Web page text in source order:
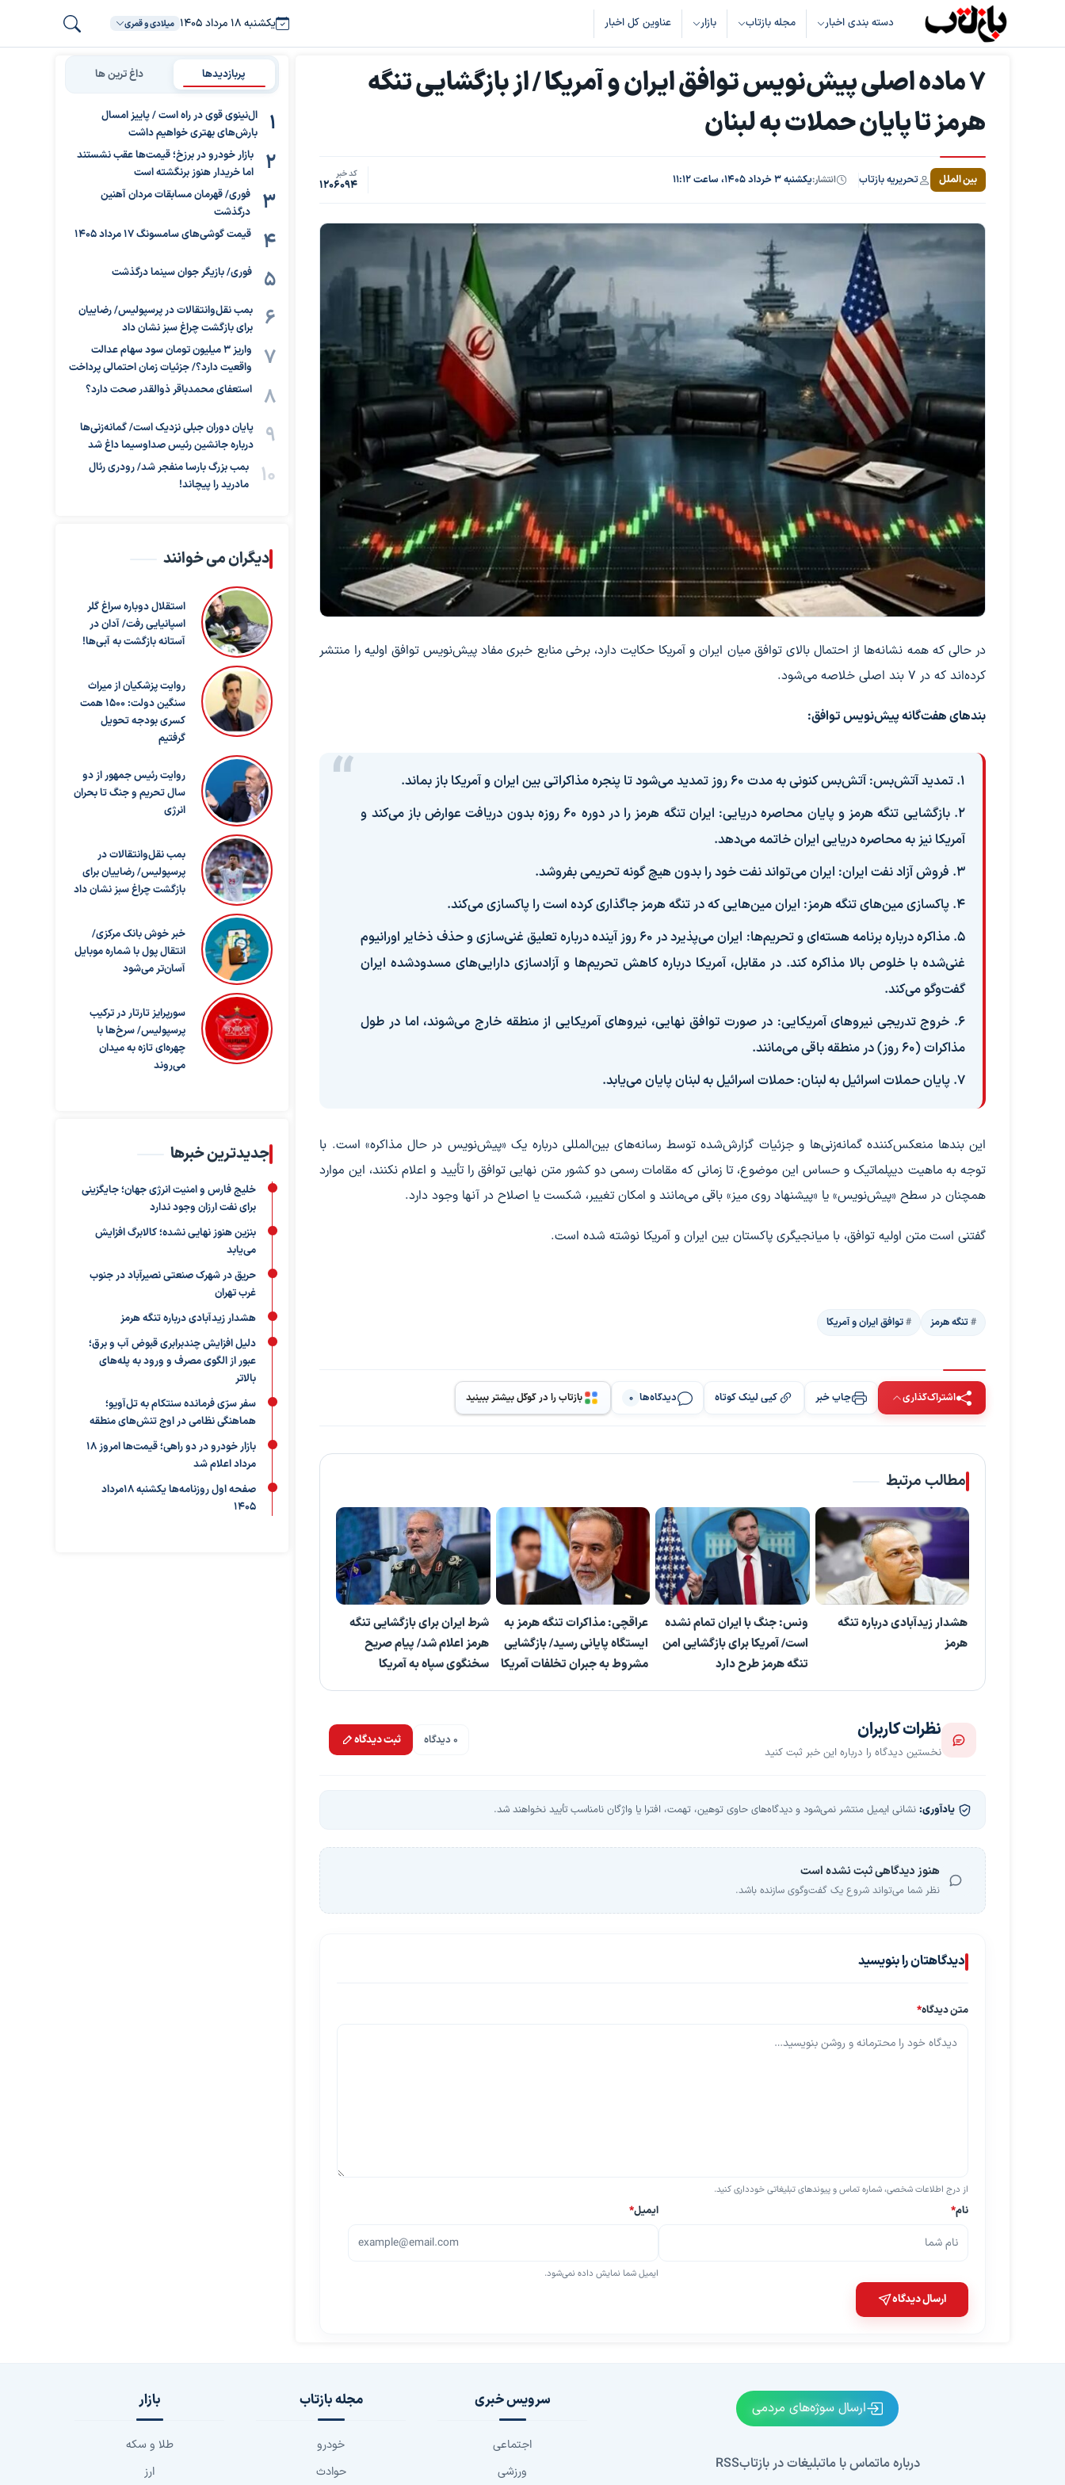
دسته بندی اخبار مجله بازتاب بازار عناوین کل اخبار یکشنبه ۱۸ مرداد ۱۴۰۵ میلادی و قمری
۷ ماده اصلی پیش‌نویس توافق ایران و آمریکا / از بازگشایی تنگه
هرمز تا پایان حملات به لبنان
بین الملل تحریریه بازتاب انتشار:یکشنبه ۳ خرداد ۱۴۰۵، ساعت ۱۱:۱۲ کد خبر
1206094
در حالی که همه نشانه‌ها از احتمال بالای توافق میان ایران و آمریکا حکایت دارد، برخی منابع خبری مفاد پیش‌نویس توافق اولیه را منتشر
کرده‌اند که در ۷ بند اصلی خلاصه می‌شود.
بندهای هفت‌گانه پیش‌نویس توافق:
۱. تمدید آتش‌بس: آتش‌بس کنونی به مدت ۶۰ روز تمدید می‌شود تا پنجره مذاکراتی بین ایران و آمریکا باز بماند.
۲. بازگشایی تنگه هرمز و پایان محاصره دریایی: ایران تنگه هرمز را در دوره ۶۰ روزه بدون دریافت عوارض باز می‌کند و
آمریکا نیز به محاصره دریایی ایران خاتمه می‌دهد.
۳. فروش آزاد نفت ایران: ایران می‌تواند نفت خود را بدون هیچ گونه تحریمی بفروشد.
۴. پاکسازی مین‌های تنگه هرمز: ایران مین‌هایی که در تنگه هرمز جاگذاری کرده است را پاکسازی می‌کند.
۵. مذاکره درباره برنامه هسته‌ای و تحریم‌ها: ایران می‌پذیرد در ۶۰ روز آینده درباره تعلیق غنی‌سازی و حذف ذخایر اورانیوم
غنی‌شده با خلوص بالا مذاکره کند. در مقابل، آمریکا درباره کاهش تحریم‌ها و آزادسازی دارایی‌های مسدودشده ایران
گفت‌وگو می‌کند.
۶. خروج تدریجی نیروهای آمریکایی: در صورت توافق نهایی، نیروهای آمریکایی از منطقه خارج می‌شوند، اما در طول
مذاکرات (۶۰ روز) در منطقه باقی می‌مانند.
۷. پایان حملات اسرائیل به لبنان: حملات اسرائیل به لبنان پایان می‌یابد.
این بندها منعکس‌کننده گمانه‌زنی‌ها و جزئیات گزارش‌شده توسط رسانه‌های بین‌المللی درباره یک «پیش‌نویس در حال مذاکره» است. با
توجه به ماهیت دیپلماتیک و حساس این موضوع، تا زمانی که مقامات رسمی دو کشور متن نهایی توافق را تأیید و اعلام نکنند، این موارد
همچنان در سطح «پیش‌نویس» یا «پیشنهاد روی میز» باقی می‌مانند و امکان تغییر، شکست یا اصلاح در آنها وجود دارد.
گفتنی است متن اولیه توافق، با میانجیگری پاکستان بین ایران و آمریکا نوشته شده است.
تنگه هرمز توافق ایران و آمریکا
اشتراک‌گذاری چاپ خبر کپی لینک کوتاه دیدگاه‌ها 0 بازتاب را در گوگل بیشتر ببینید
مطالب مرتبط
هشدار زیدآبادی درباره تنگه
هرمز
ونس: جنگ با ایران تمام نشده
است/ آمریکا برای بازگشایی امن
تنگه هرمز طرح دارد
عراقچی: مذاکرات تنگه هرمز به
ایستگاه پایانی رسید/ بازگشایی
مشروط به جبران تخلفات آمریکا
شرط ایران برای بازگشایی تنگه
هرمز اعلام شد/ پیام صریح
سخنگوی سپاه به آمریکا
نظرات کاربران
نخستین دیدگاه را درباره این خبر ثبت کنید
0 دیدگاه ثبت دیدگاه
یادآوری: نشانی ایمیل منتشر نمی‌شود و دیدگاه‌های حاوی توهین، تهمت، افترا یا واژگان نامناسب تأیید نخواهند شد.
هنوز دیدگاهی ثبت نشده است
نظر شما می‌تواند شروع یک گفت‌وگوی سازنده باشد.
دیدگاهتان را بنویسید
متن دیدگاه*
از درج اطلاعات شخصی، شماره تماس و پیوندهای تبلیغاتی خودداری کنید.
نام* ایمیل*
ایمیل شما نمایش داده نمی‌شود.
ارسال دیدگاه
پربازدیدها داغ ترین ها
ال‌نینوی قوی در راه است / پاییز امسال
بارش‌های بهتری خواهیم داشت
بازار خودرو در برزخ؛ قیمت‌ها عقب نشستند
اما خریدار هنوز برنگشته است
فوری/ قهرمان مسابقات مردان آهنین
درگذشت
قیمت گوشی‌های سامسونگ 17 مرداد 1405
فوری/ بازیگر جوان سینما درگذشت
بمب نقل‌وانتقالات در پرسپولیس/ رضاییان
برای بازگشت چراغ سبز نشان داد
واریز ۳ میلیون تومان سود سهام عدالت
واقعیت دارد؟/ جزئیات زمان احتمالی پرداخت
استعفای محمدباقر ذوالقدر صحت دارد؟
پایان دوران جبلی نزدیک است/ گمانه‌زنی‌ها
درباره جانشین رئیس صداوسیما داغ شد
بمب بزرگ بارسا منفجر شد/ رودری رئال
مادرید را پیچاند!
دیگران می خوانند
استقلال دوباره سراغ گلر
اسپانیایی رفت/ آدان در
آستانه بازگشت به آبی‌ها!
روایت پزشکیان از میراث
سنگین دولت: ۱۵۰۰ همت
کسری بودجه تحویل
گرفتیم
روایت رئیس جمهور از دو
سال تحریم و جنگ تا بحران
انرژی
بمب نقل‌وانتقالات در
پرسپولیس/ رضاییان برای
بازگشت چراغ سبز نشان داد
خبر خوش بانک مرکزی/
انتقال پول با شماره موبایل
آسان‌تر می‌شود
سورپرایز تارتار در ترکیب
پرسپولیس/ سرخ‌ها با
چهره‌ای تازه به میدان
می‌روند
جدیدترین خبرها
خلیج فارس و امنیت انرژی جهان؛ جایگزینی
برای نفت ارزان وجود ندارد
بنزین هنوز نهایی نشده؛ کالابرگ افزایش
می‌یابد
حریق در شهرک صنعتی نصیرآباد در جنوب
غرب تهران
هشدار زیدآبادی درباره تنگه هرمز
دلیل افزایش چندبرابری قبوض آب و برق؛
عبور از الگوی مصرف و ورود به پله‌های
بالاتر
سفر سرّی فرمانده سنتکام به تل‌آویو؛
هماهنگی نظامی در اوج تنش‌های منطقه
بازار خودرو در دو راهی؛ قیمت‌ها امروز ۱۸
مرداد اعلام شد
صفحه اول روزنامه‌ها یکشنبه 18مرداد
1405
ارسال سوژه‌های مردمی
درباره ماتماس با ماتبلیغات در بازتابRSS
سرویس خبری
اجتماعی
ورزشی
مجله بازتاب
خودرو
حوادث
بازار
طلا و سکه
ارز